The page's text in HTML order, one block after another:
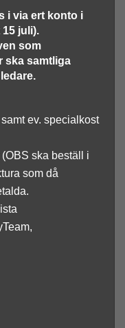
i via ert konto i
juli).
som
ska samtliga
ev. specialkost
ska beställ i
som då